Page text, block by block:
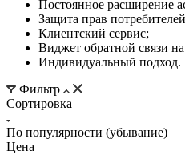
Постоянное расширение
Защита прав
Клиентский сервис;
Виджет обратной связи на
Индивидуальный подход.
Фильтр
Сортировка
По популярности (убывание)
Цена